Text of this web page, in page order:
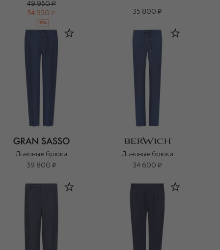
49 950 ₽
34 950 ₽
-30%
35 800 ₽
Льняные брюки
39 800 ₽
Льняные брюки
34 600 ₽